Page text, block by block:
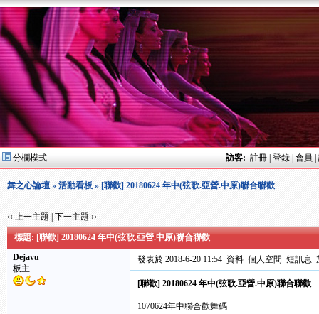
分欄模式 訪客: 註冊| 登錄| 會員
舞之心論壇» 活動看板» [聯歡] 20180624 年中(弦歌.亞營.中原)聯合聯歡
‹‹ 上一主題 下一主題 ››
標題: [聯歡] 20180624 年中(弦歌.亞營.中原)聯合聯歡
Dejavu
板主
發表於 2018-6-20 11:54 資料 個人空間 短訊息
[聯歡] 20180624 年中(弦歌.亞營.中原)聯合聯歡
1070624年中聯合歡舞碼